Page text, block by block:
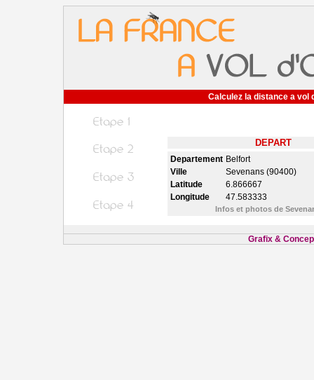
Calculez la distance a vol
DEPART
Departement Belfort
Ville
Sevenans (90400)
Latitude
6.866667
Longitude
47.583333
Infos et photos de
Grafix &